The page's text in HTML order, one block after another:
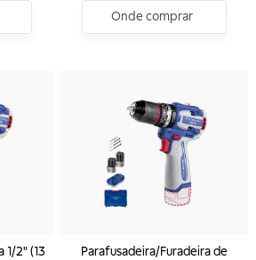
Onde comprar
1/2" (13
Parafusadeira/Furadeira de